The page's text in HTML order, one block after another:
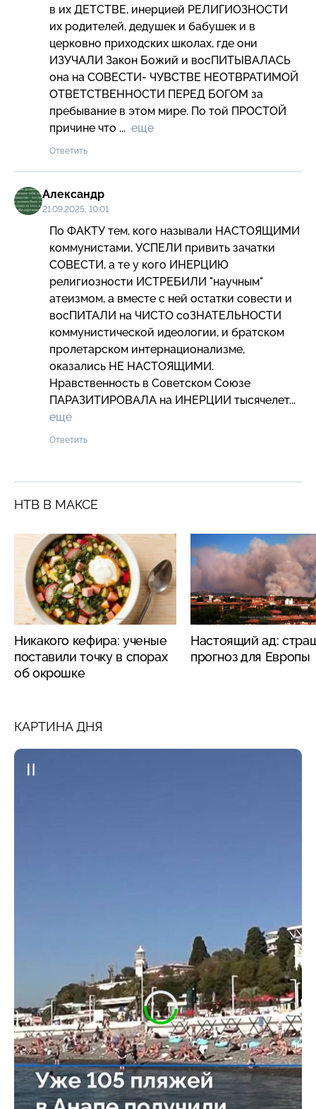
в их ДЕТСТВЕ, инерцией РЕЛИГИОЗНОСТИ
их родителей, дедушек и бабушек и в
церковно приходских школах, где они
ИЗУЧАЛИ Закон Божий и восПИТЫВАЛАСЬ
она на СОВЕСТИ- ЧУВСТВЕ НЕОТВРАТИМОЙ
ОТВЕТСТВЕННОСТИ ПЕРЕД БОГОМ за
пребывание в этом мире. По той ПРОСТОЙ
причине что ... еще
Ответить
Александр
21.09.2025, 10:01
По ФАКТУ тем, кого называли НАСТОЯЩИМИ
коммунистами, УСПЕЛИ привить зачатки
СОВЕСТИ, а те у кого ИНЕРЦИЮ
религиозности ИСТРЕБИЛИ "научным"
атеизмом, а вместе с ней остатки совести и
восПИТАЛИ на ЧИСТО соЗНАТЕЛЬНОСТИ
коммунистической идеологии, и братском
пролетарском интернационализме,
оказались НЕ НАСТОЯЩИМИ.
Нравственность в Советском Союзе
еще
Ответить
НТВ В МАКСЕ
Никакого кефира: ученые
поставили точку в спорах
об окрошке
Настоящий ад:
прогноз для Европы
КАРТИНА ДНЯ